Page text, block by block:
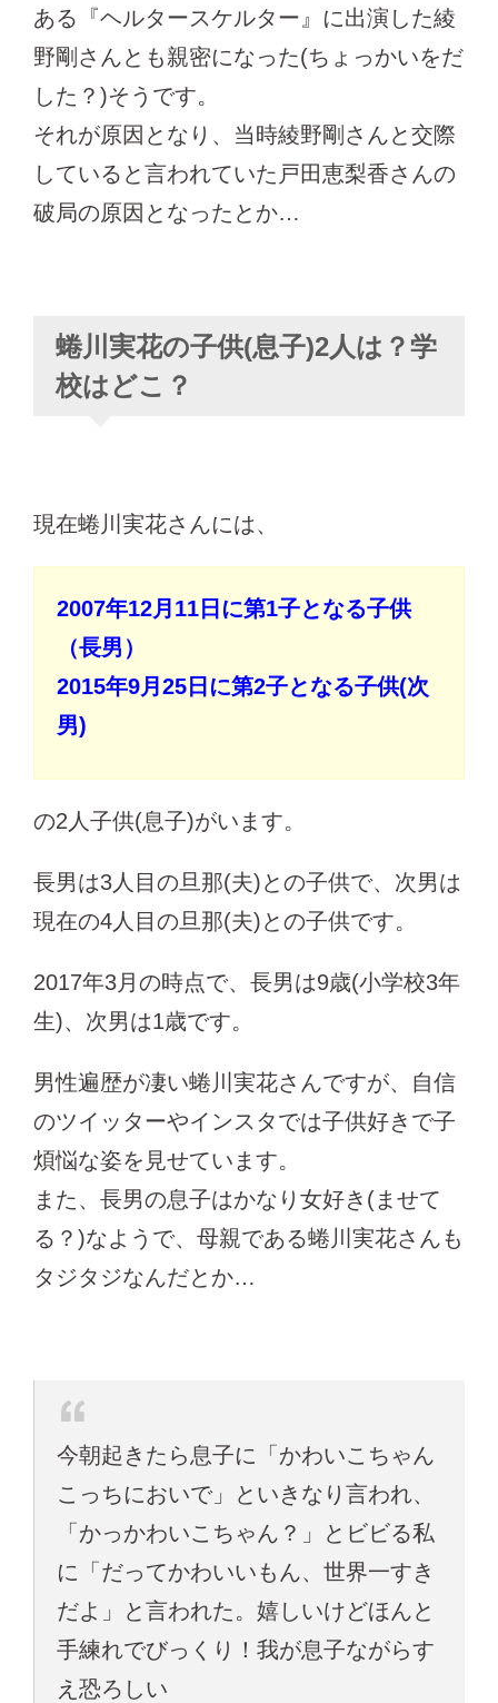
ある『ヘルタースケルター』に出演した綾
野剛さんとも親密になった(ちょっかいをだ
した？)そうです。
それが原因となり、当時綾野剛さんと交際
していると言われていた戸田恵梨香さんの
破局の原因となったとか…
蜷川実花の子供(息子)2人は？学
校はどこ？
現在蜷川実花さんには、
2007年12月11日に第1子となる子供
（長男）
2015年9月25日に第2子となる子供(次
男)
の2人子供(息子)がいます。
長男は3人目の旦那(夫)との子供で、次男は
現在の4人目の旦那(夫)との子供です。
2017年3月の時点で、長男は9歳(小学校3年
生)、次男は1歳です。
男性遍歴が凄い蜷川実花さんですが、自信
のツイッターやインスタでは子供好きで子
煩悩な姿を見せています。
また、長男の息子はかなり女好き(ませて
る？)なようで、母親である蜷川実花さんも
タジタジなんだとか…
今朝起きたら息子に「かわいこちゃん
こっちにおいで」といきなり言われ、
「かっかわいこちゃん？」とビビる私
に「だってかわいいもん、世界一すき
だよ」と言われた。嬉しいけどほんと
手練れでびっくり！我が息子ながらす
え恐ろしい